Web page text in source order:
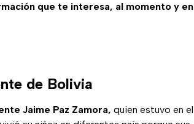
que te interesa, al momento y en
de Bolivia
Jaime Paz Zamora, quien estuvo en el